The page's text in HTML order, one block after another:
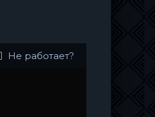
Не работает?